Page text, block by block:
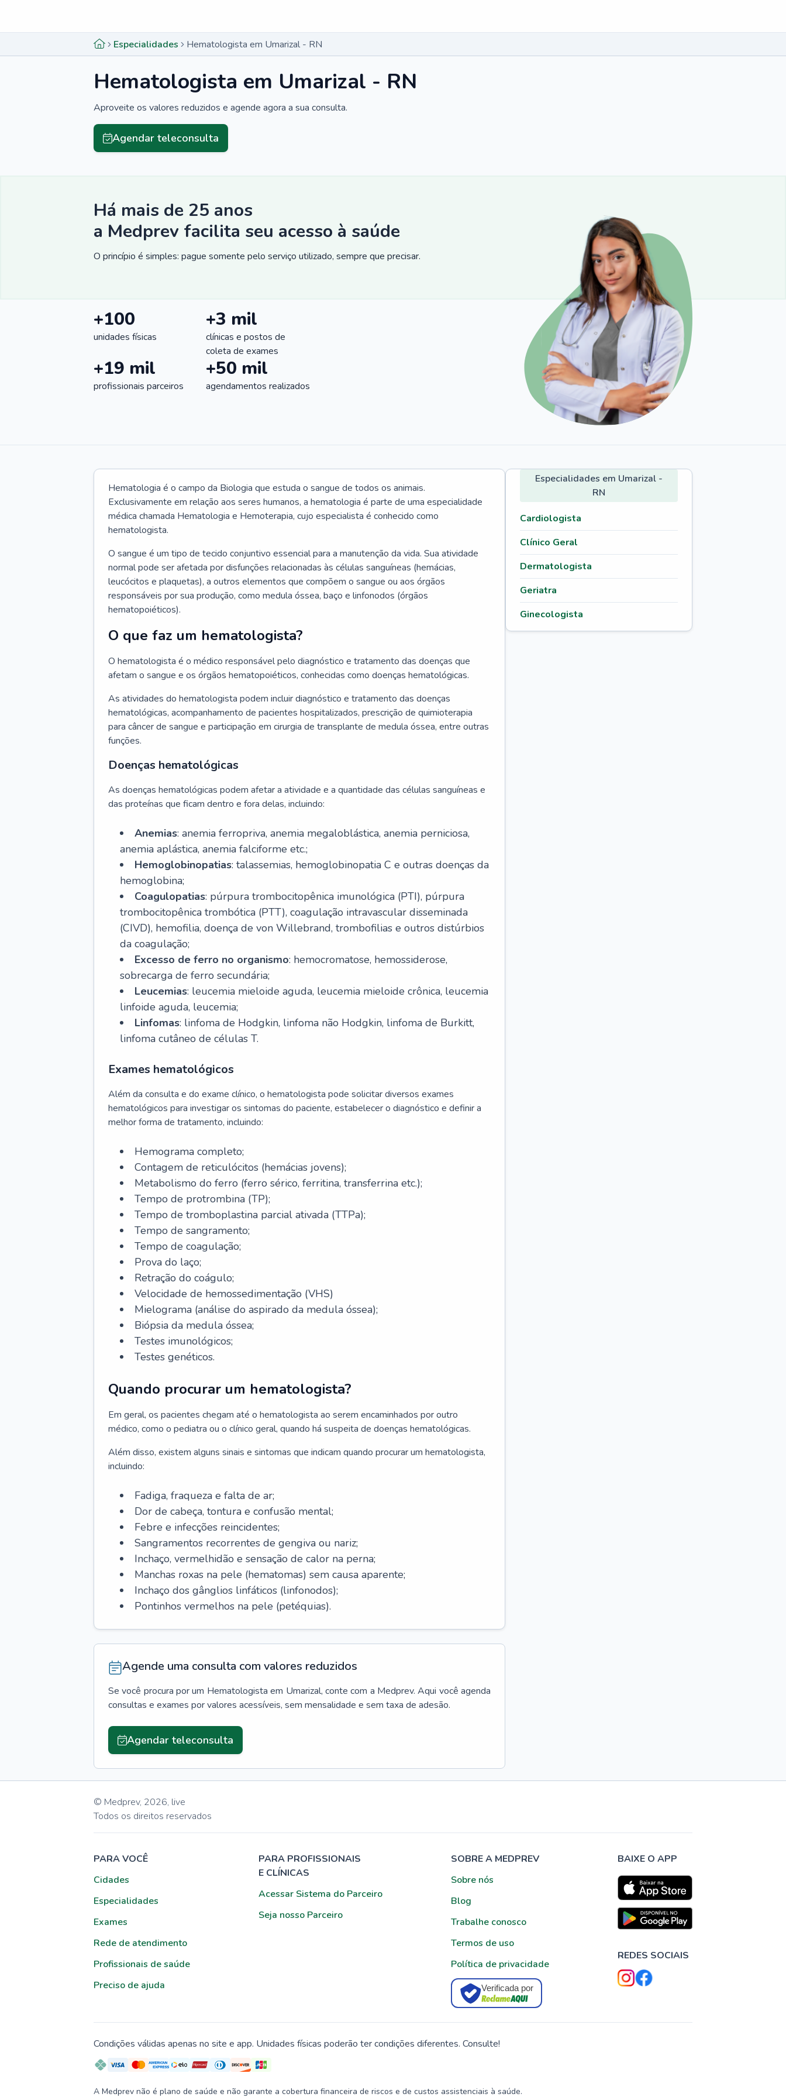
Especialidades Hematologista em Umarizal - RN
Hematologista em Umarizal - RN
Aproveite os valores reduzidos e agende agora a sua consulta.
Agendar teleconsulta
Há mais de 25 anos
a Medprev facilita seu acesso à saúde
O princípio é simples: pague somente pelo serviço utilizado, sempre que precisar.
+100
unidades físicas
+3 mil
clínicas e postos de
coleta de exames
+19 mil
profissionais parceiros
+50 mil
agendamentos realizados
Hematologia é o campo da Biologia que estuda o sangue de todos os animais.
Exclusivamente em relação aos seres humanos, a hematologia é parte de uma especialidade
médica chamada Hematologia e Hemoterapia, cujo especialista é conhecido como
hematologista.
O sangue é um tipo de tecido conjuntivo essencial para a manutenção da vida. Sua atividade
normal pode ser afetada por disfunções relacionadas às células sanguíneas (hemácias,
leucócitos e plaquetas), a outros elementos que compõem o sangue ou aos órgãos
responsáveis por sua produção, como medula óssea, baço e linfonodos (órgãos
hematopoiéticos).
O que faz um hematologista?
O hematologista é o médico responsável pelo diagnóstico e tratamento das doenças que
afetam o sangue e os órgãos hematopoiéticos, conhecidas como doenças hematológicas.
As atividades do hematologista podem incluir diagnóstico e tratamento das doenças
hematológicas, acompanhamento de pacientes hospitalizados, prescrição de quimioterapia
para câncer de sangue e participação em cirurgia de transplante de medula óssea, entre outras
funções.
Doenças hematológicas
As doenças hematológicas podem afetar a atividade e a quantidade das células sanguíneas e
das proteínas que ficam dentro e fora delas, incluindo:
Anemias: anemia ferropriva, anemia megaloblástica, anemia perniciosa,
anemia aplástica, anemia falciforme etc.;
Hemoglobinopatias: talassemias, hemoglobinopatia C e outras doenças da
hemoglobina;
Coagulopatias: púrpura trombocitopênica imunológica (PTI), púrpura
trombocitopênica trombótica (PTT), coagulação intravascular disseminada
(CIVD), hemofilia, doença de von Willebrand, trombofilias e outros distúrbios
da coagulação;
Excesso de ferro no organismo: hemocromatose, hemossiderose,
sobrecarga de ferro secundária;
Leucemias: leucemia mieloide aguda, leucemia mieloide crônica, leucemia
linfoide aguda, leucemia;
Linfomas: linfoma de Hodgkin, linfoma não Hodgkin, linfoma de Burkitt,
linfoma cutâneo de células T.
Exames hematológicos
Além da consulta e do exame clínico, o hematologista pode solicitar diversos exames
hematológicos para investigar os sintomas do paciente, estabelecer o diagnóstico e definir a
melhor forma de tratamento, incluindo:
Hemograma completo;
Contagem de reticulócitos (hemácias jovens);
Metabolismo do ferro (ferro sérico, ferritina, transferrina etc.);
Tempo de protrombina (TP);
Tempo de tromboplastina parcial ativada (TTPa);
Tempo de sangramento;
Tempo de coagulação;
Prova do laço;
Retração do coágulo;
Velocidade de hemossedimentação (VHS)
Mielograma (análise do aspirado da medula óssea);
Biópsia da medula óssea;
Testes imunológicos;
Testes genéticos.
Quando procurar um hematologista?
Em geral, os pacientes chegam até o hematologista ao serem encaminhados por outro
médico, como o pediatra ou o clínico geral, quando há suspeita de doenças hematológicas.
Além disso, existem alguns sinais e sintomas que indicam quando procurar um hematologista,
incluindo:
Fadiga, fraqueza e falta de ar;
Dor de cabeça, tontura e confusão mental;
Febre e infecções reincidentes;
Sangramentos recorrentes de gengiva ou nariz;
Inchaço, vermelhidão e sensação de calor na perna;
Manchas roxas na pele (hematomas) sem causa aparente;
Inchaço dos gânglios linfáticos (linfonodos);
Pontinhos vermelhos na pele (petéquias).
Agende uma consulta com valores reduzidos
Se você procura por um Hematologista em Umarizal, conte com a Medprev. Aqui você agenda
consultas e exames por valores acessíveis, sem mensalidade e sem taxa de adesão.
Agendar teleconsulta
Especialidades em Umarizal -
RN
Cardiologista
Clínico Geral
Dermatologista
Geriatra
Ginecologista
© Medprev, 2026, live
Todos os direitos reservados
PARA VOCÊ
Cidades
Especialidades
Exames
Rede de atendimento
Profissionais de saúde
Preciso de ajuda
PARA PROFISSIONAIS
E CLÍNICAS
Acessar Sistema do Parceiro
Seja nosso Parceiro
SOBRE A MEDPREV
Sobre nós
Blog
Trabalhe conosco
Termos de uso
Política de privacidade
Verificada por
BAIXE O APP
REDES SOCIAIS
Condições válidas apenas no site e app. Unidades físicas poderão ter condições diferentes. Consulte!
A Medprev não é plano de saúde e não garante a cobertura financeira de riscos e de custos assistenciais à saúde.